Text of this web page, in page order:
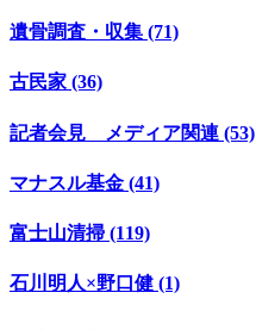
遺骨調査・収集 (71)
古民家 (36)
記者会見 メディア関連 (53)
マナスル基金 (41)
富士山清掃 (119)
石川明人×野口健 (1)